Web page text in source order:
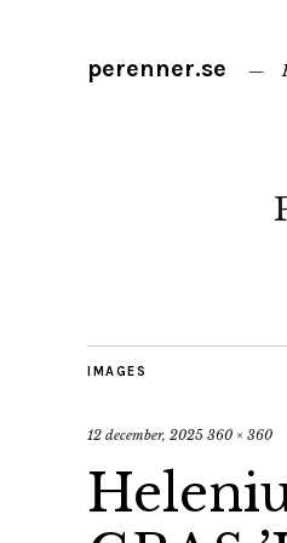
perenner.se
IMAGES
12 december, 2025 360 × 360